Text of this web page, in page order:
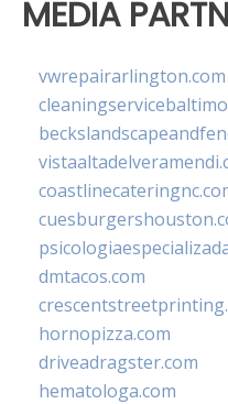
MEDIA
vwrepairarlington.com
dmtacos.com
hornopizza.com
driveadragster.com
hematologa.com